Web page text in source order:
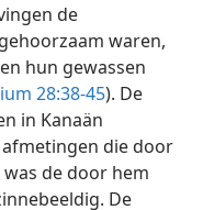
de
waren,
hun gewassen
28:38-45). De
in Kanaän
die door
de door hem
De